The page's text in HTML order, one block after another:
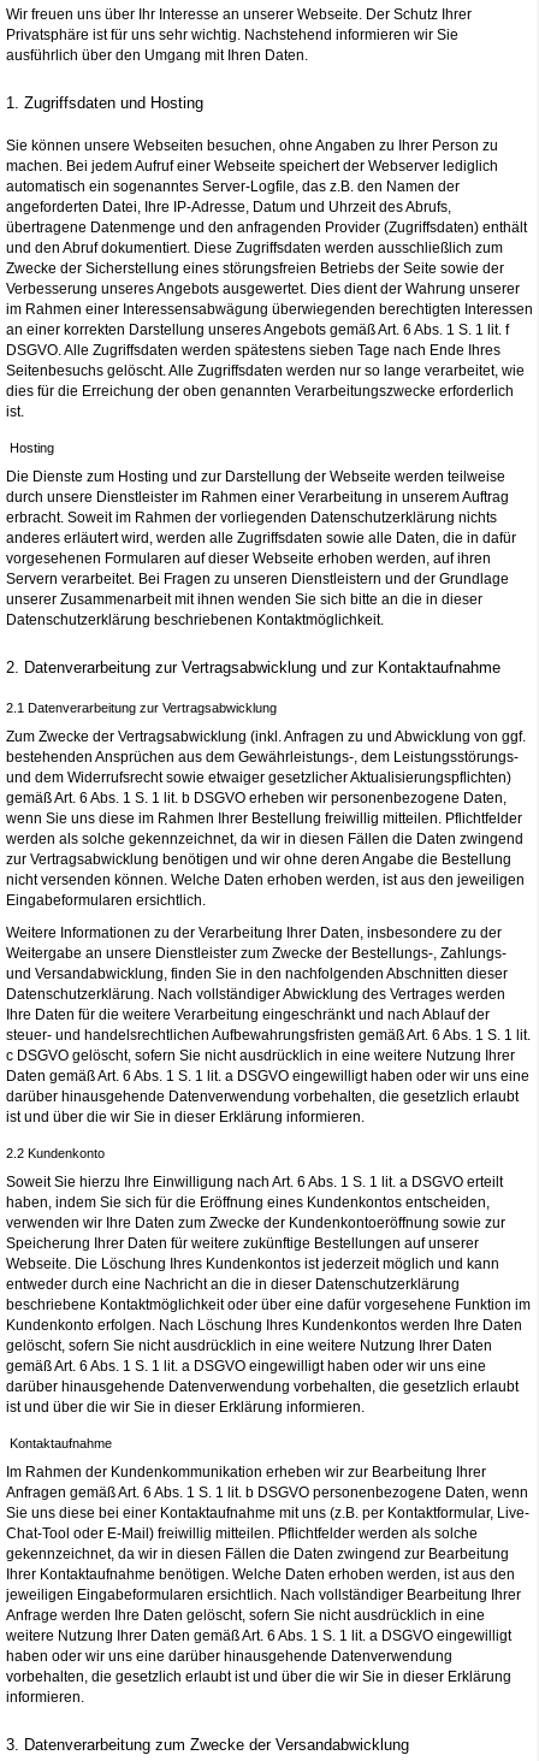
Wir freuen uns über Ihr Interesse an unserer Webseite. Der Schutz Ihrer
Privatsphäre ist für uns sehr wichtig. Nachstehend informieren wir Sie
ausführlich über den Umgang mit Ihren Daten.
1. Zugriffsdaten und Hosting
Sie können unsere Webseiten besuchen, ohne Angaben zu Ihrer Person zu
machen. Bei jedem Aufruf einer Webseite speichert der Webserver lediglich
automatisch ein sogenanntes Server-Logfile, das z.B. den Namen der
angeforderten Datei, Ihre IP-Adresse, Datum und Uhrzeit des Abrufs,
übertragene Datenmenge und den anfragenden Provider (Zugriffsdaten) enthält
und den Abruf dokumentiert. Diese Zugriffsdaten werden ausschließlich zum
Zwecke der Sicherstellung eines störungsfreien Betriebs der Seite sowie der
Verbesserung unseres Angebots ausgewertet. Dies dient der Wahrung unserer
im Rahmen einer Interessensabwägung überwiegenden berechtigten Interessen
an einer korrekten Darstellung unseres Angebots gemäß Art. 6 Abs. 1 S. 1 lit. f
DSGVO. Alle Zugriffsdaten werden spätestens sieben Tage nach Ende Ihres
Seitenbesuchs gelöscht. Alle Zugriffsdaten werden nur so lange verarbeitet, wie
dies für die Erreichung der oben genannten Verarbeitungszwecke erforderlich
ist.
Hosting
Die Dienste zum Hosting und zur Darstellung der Webseite werden teilweise
durch unsere Dienstleister im Rahmen einer Verarbeitung in unserem Auftrag
erbracht. Soweit im Rahmen der vorliegenden Datenschutzerklärung nichts
anderes erläutert wird, werden alle Zugriffsdaten sowie alle Daten, die in dafür
vorgesehenen Formularen auf dieser Webseite erhoben werden, auf ihren
Servern verarbeitet. Bei Fragen zu unseren Dienstleistern und der Grundlage
unserer Zusammenarbeit mit ihnen wenden Sie sich bitte an die in dieser
Datenschutzerklärung beschriebenen Kontaktmöglichkeit.
2. Datenverarbeitung zur Vertragsabwicklung und zur Kontaktaufnahme
2.1 Datenverarbeitung zur Vertragsabwicklung
Zum Zwecke der Vertragsabwicklung (inkl. Anfragen zu und Abwicklung von ggf.
bestehenden Ansprüchen aus dem Gewährleistungs-, dem Leistungsstörungs-
und dem Widerrufsrecht sowie etwaiger gesetzlicher Aktualisierungspflichten)
gemäß Art. 6 Abs. 1 S. 1 lit. b DSGVO erheben wir personenbezogene Daten,
wenn Sie uns diese im Rahmen Ihrer Bestellung freiwillig mitteilen. Pflichtfelder
werden als solche gekennzeichnet, da wir in diesen Fällen die Daten zwingend
zur Vertragsabwicklung benötigen und wir ohne deren Angabe die Bestellung
nicht versenden können. Welche Daten erhoben werden, ist aus den jeweiligen
Eingabeformularen ersichtlich.
Weitere Informationen zu der Verarbeitung Ihrer Daten, insbesondere zu der
Weitergabe an unsere Dienstleister zum Zwecke der Bestellungs-, Zahlungs-
und Versandabwicklung, finden Sie in den nachfolgenden Abschnitten dieser
Datenschutzerklärung. Nach vollständiger Abwicklung des Vertrages werden
Ihre Daten für die weitere Verarbeitung eingeschränkt und nach Ablauf der
steuer- und handelsrechtlichen Aufbewahrungsfristen gemäß Art. 6 Abs. 1 S. 1 lit.
c DSGVO gelöscht, sofern Sie nicht ausdrücklich in eine weitere Nutzung Ihrer
Daten gemäß Art. 6 Abs. 1 S. 1 lit. a DSGVO eingewilligt haben oder wir uns eine
darüber hinausgehende Datenverwendung vorbehalten, die gesetzlich erlaubt
ist und über die wir Sie in dieser Erklärung informieren.
2.2 Kundenkonto
Soweit Sie hierzu Ihre Einwilligung nach Art. 6 Abs. 1 S. 1 lit. a DSGVO erteilt
haben, indem Sie sich für die Eröffnung eines Kundenkontos entscheiden,
verwenden wir Ihre Daten zum Zwecke der Kundenkontoeröffnung sowie zur
Speicherung Ihrer Daten für weitere zukünftige Bestellungen auf unserer
Webseite. Die Löschung Ihres Kundenkontos ist jederzeit möglich und kann
entweder durch eine Nachricht an die in dieser Datenschutzerklärung
beschriebene Kontaktmöglichkeit oder über eine dafür vorgesehene Funktion im
Kundenkonto erfolgen. Nach Löschung Ihres Kundenkontos werden Ihre Daten
gelöscht, sofern Sie nicht ausdrücklich in eine weitere Nutzung Ihrer Daten
gemäß Art. 6 Abs. 1 S. 1 lit. a DSGVO eingewilligt haben oder wir uns eine
darüber hinausgehende Datenverwendung vorbehalten, die gesetzlich erlaubt
ist und über die wir Sie in dieser Erklärung informieren.
Kontaktaufnahme
Im Rahmen der Kundenkommunikation erheben wir zur Bearbeitung Ihrer
Anfragen gemäß Art. 6 Abs. 1 S. 1 lit. b DSGVO personenbezogene Daten, wenn
Sie uns diese bei einer Kontaktaufnahme mit uns (z.B. per Kontaktformular, Live-
Chat-Tool oder E-Mail) freiwillig mitteilen. Pflichtfelder werden als solche
gekennzeichnet, da wir in diesen Fällen die Daten zwingend zur Bearbeitung
Ihrer Kontaktaufnahme benötigen. Welche Daten erhoben werden, ist aus den
jeweiligen Eingabeformularen ersichtlich. Nach vollständiger Bearbeitung Ihrer
Anfrage werden Ihre Daten gelöscht, sofern Sie nicht ausdrücklich in eine
weitere Nutzung Ihrer Daten gemäß Art. 6 Abs. 1 S. 1 lit. a DSGVO eingewilligt
haben oder wir uns eine darüber hinausgehende Datenverwendung
vorbehalten, die gesetzlich erlaubt ist und über die wir Sie in dieser Erklärung
informieren.
3. Datenverarbeitung zum Zwecke der Versandabwicklung